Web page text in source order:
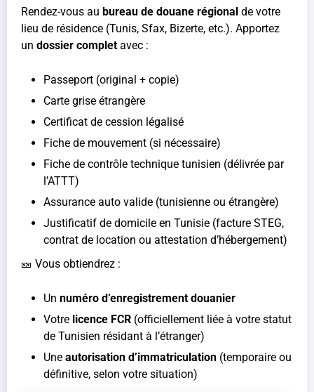
Rendez-vous au bureau de douane régional de votre
lieu de résidence (Tunis, Sfax, Bizerte, etc.). Apportez
un dossier complet avec :
Passeport (original + copie)
Carte grise étrangère
Certificat de cession légalisé
Fiche de mouvement (si nécessaire)
Fiche de contrôle technique tunisien (délivrée par
l’ATTT)
Assurance auto valide (tunisienne ou étrangère)
Justificatif de domicile en Tunisie (facture STEG,
contrat de location ou attestation d’hébergement)
🎫 Vous obtiendrez :
Un numéro d’enregistrement douanier
Votre licence FCR (officiellement liée à votre statut
de Tunisien résidant à l’étranger)
Une autorisation d’immatriculation (temporaire ou
définitive, selon votre situation)